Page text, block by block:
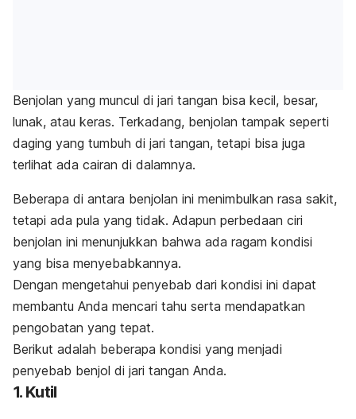
Benjolan yang muncul di jari tangan bisa kecil, besar,
lunak, atau keras. Terkadang, benjolan tampak seperti
daging yang tumbuh di jari tangan, tetapi bisa juga
terlihat ada cairan di dalamnya.
Beberapa di antara benjolan ini menimbulkan rasa sakit,
tetapi ada pula yang tidak. Adapun perbedaan ciri
benjolan ini menunjukkan bahwa ada ragam kondisi
yang bisa menyebabkannya.
Dengan mengetahui penyebab dari kondisi ini dapat
membantu Anda mencari tahu serta mendapatkan
pengobatan yang tepat.
Berikut adalah beberapa kondisi yang menjadi
penyebab benjol di jari tangan Anda.
1. Kutil